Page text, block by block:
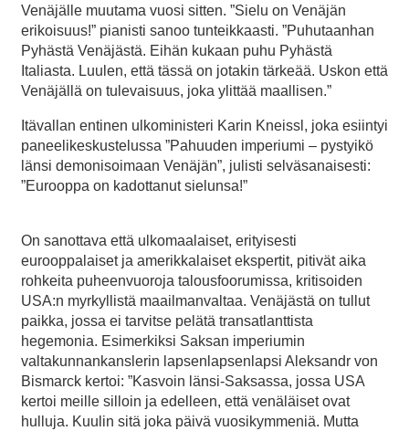
Venäjälle muutama vuosi sitten. ”Sielu on Venäjän
erikoisuus!” pianisti sanoo tunteikkaasti. ”Puhutaanhan
Pyhästä Venäjästä. Eihän kukaan puhu Pyhästä
Italiasta. Luulen, että tässä on jotakin tärkeää. Uskon että
Venäjällä on tulevaisuus, joka ylittää maallisen.”
Itävallan entinen ulkoministeri Karin Kneissl, joka esiintyi
paneelikeskustelussa ”Pahuuden imperiumi – pystyikö
länsi demonisoimaan Venäjän”, julisti selväsanaisesti:
”Eurooppa on kadottanut sielunsa!”
On sanottava että ulkomaalaiset, erityisesti
eurooppalaiset ja amerikkalaiset ekspertit, pitivät aika
rohkeita puheenvuoroja talousfoorumissa, kritisoiden
USA:n myrkyllistä maailmanvaltaa. Venäjästä on tullut
paikka, jossa ei tarvitse pelätä transatlanttista
hegemonia. Esimerkiksi Saksan imperiumin
valtakunnankanslerin lapsenlapsenlapsi Aleksandr von
Bismarck kertoi: ”Kasvoin länsi-Saksassa, jossa USA
kertoi meille silloin ja edelleen, että venäläiset ovat
hulluja. Kuulin sitä joka päivä vuosikymmeniä. Mutta